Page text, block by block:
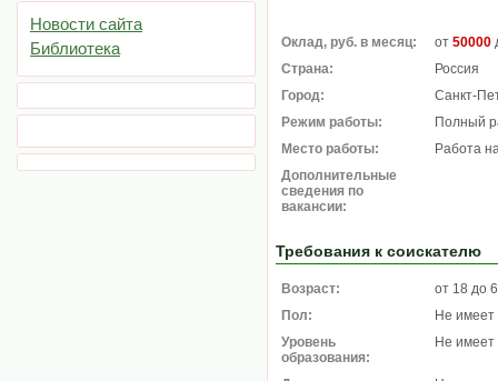
Новости сайта
Библиотека
Оклад, руб. в месяц: от 50000
Страна:
Россия
Город:
Санкт-
Режим работы:
Полный
Место работы:
Работа
Дополнительные
сведения по
вакансии:
Требования к соискателю
Возраст:
от 18 до
Пол:
Не имеет
Уровень
образования:
Не имеет